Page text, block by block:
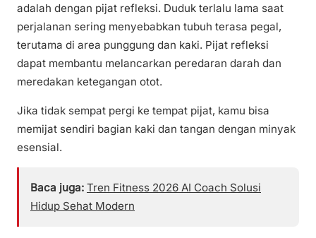
adalah dengan pijat refleksi. Duduk terlalu lama saat
perjalanan sering menyebabkan tubuh terasa pegal,
terutama di area punggung dan kaki. Pijat refleksi
dapat membantu melancarkan peredaran darah dan
meredakan ketegangan otot.
Jika tidak sempat pergi ke tempat pijat, kamu bisa
memijat sendiri bagian kaki dan tangan dengan minyak
esensial.
Baca juga: Tren Fitness 2026 AI Coach Solusi
Hidup Sehat Modern